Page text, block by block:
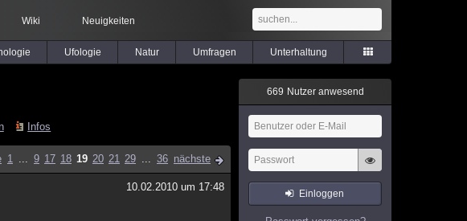
Wiki Neuigkeiten
Ufologie Natur Umfragen Unterhaltung
Infos
1 ... 9 17 18 19 20 21 29 ... 36 nächste
10.02.2010 um 17:48
669 Nutzer anwesend
Einloggen